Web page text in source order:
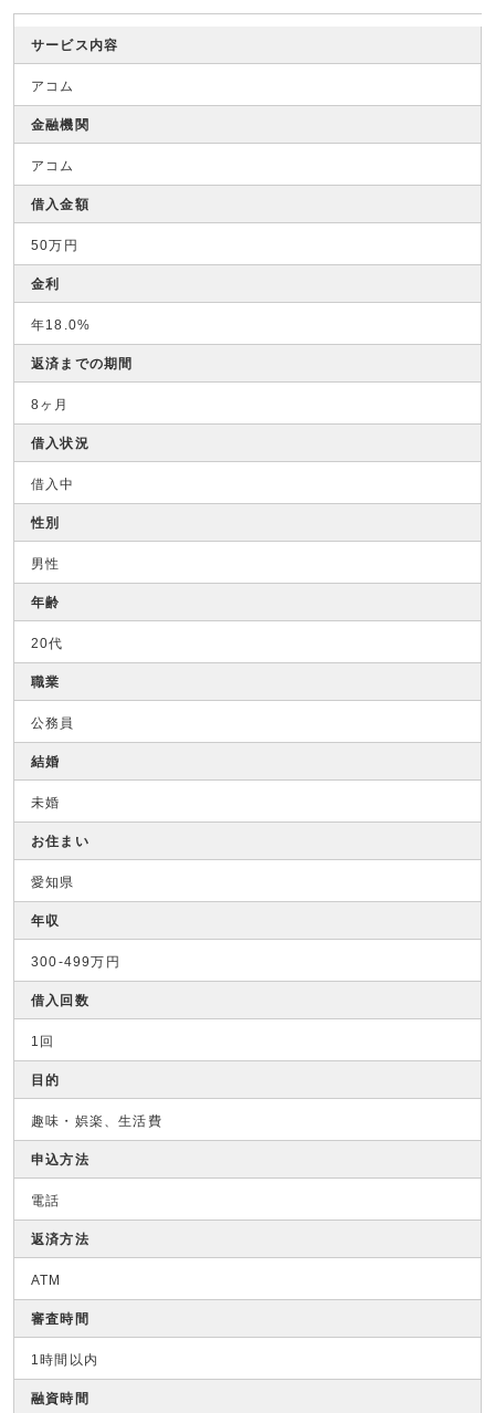
サービス内容
アコム
金融機関
アコム
借入金額
50万円
金利
年18.0%
返済までの期間
8ヶ月
借入状況
借入中
性別
男性
年齢
20代
職業
公務員
結婚
未婚
お住まい
愛知県
年収
300-499万円
借入回数
1回
目的
趣味・娯楽、生活費
申込方法
電話
返済方法
ATM
審査時間
1時間以内
融資時間